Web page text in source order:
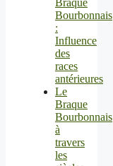
Bourbonnais
:
Influence
des
races
antérieures
Le
Braque
Bourbonnais
à
travers
les